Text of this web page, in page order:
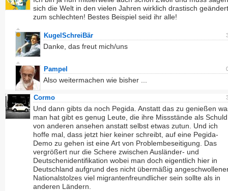
sich die Welt in den vielen Jahren wirklich drastisch
zum schlechten! Bestes Beispiel seid ihr alle!
KugelSchreiBär
Danke, das freut mich/uns
Pampel
Also weitermachen wie bisher ...
Cormo
Und dann gibts da noch Pegida. Anstatt das zu genießen
man hat gibt es genug Leute, die ihre Missstände als Schuld
von anderen ansehen anstatt selbst etwas zutun. Und ich
hoffe mal, dass jetzt hier keiner schreibt, auf eine Pegida-
Demo zu gehen ist eine Art von Problembeseitigung. Das
vergrößert nur die Schere zwischen Ausländer- und
Deutschenidentifikation wobei man doch eigentlich hier in
Deutschland aufgrund des nicht übermäßig
Nationalstolzes viel migrantenfreundlicher sein sollte als in
anderen Ländern.